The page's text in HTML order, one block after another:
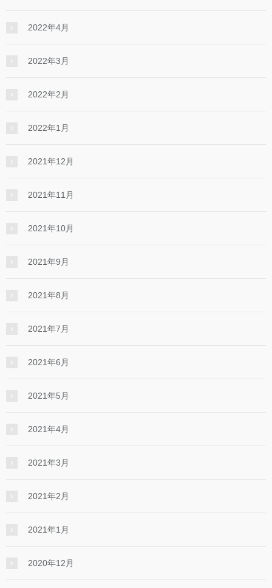
2022年4月
2022年3月
2022年2月
2022年1月
2021年12月
2021年11月
2021年10月
2021年9月
2021年8月
2021年7月
2021年6月
2021年5月
2021年4月
2021年3月
2021年2月
2021年1月
2020年12月